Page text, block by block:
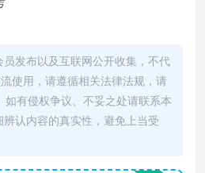
发布以及互联网公开收集，不代
使用，请遵循相关法律法规，请
有侵权争议、不妥之处请联系本
认内容的真实性，避免上当受